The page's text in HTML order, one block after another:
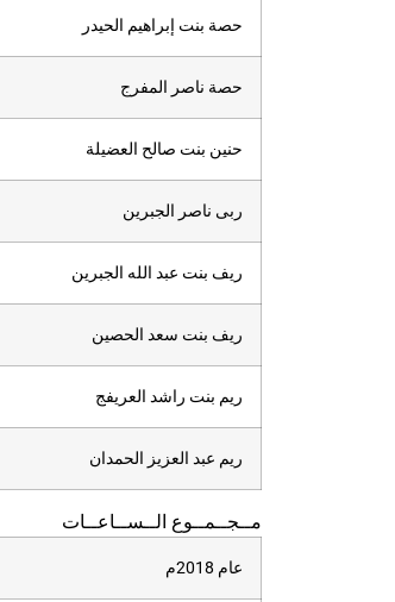
حصة بنت إبراهيم الحيدر
حصة ناصر المفرج
حنين بنت صالح العضيلة
ربى ناصر الجبرين
ريف بنت عبد الله الجبرين
ريف بنت سعد الحصين
ريم بنت راشد العريفج
ريم عبد العزيز الحمدان
مــجــمــوع الــســاعــات
عام 2018م